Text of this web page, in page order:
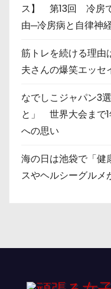
ス】 第13回 冷房
由─冷房病と自律神
筋トレを続ける理由
夫さんの爆笑エッセ
なでしこジャパン3
と」 世界大会まで
への思い
海の日は池袋で「
スやヘルシーグルメ